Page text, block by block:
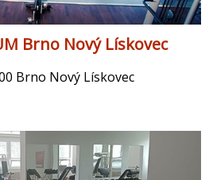
Brno Nový Lískovec
Brno Nový Lískovec